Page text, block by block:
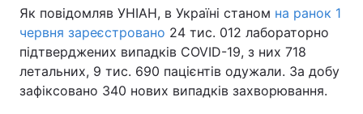
Як повідомляв УНІАН, в Україні станом на ранок 1
червня зареєстровано 24 тис. 012 лабораторно
підтверджених випадків COVID-19, з них 718
летальних, 9 тис. 690 пацієнтів одужали. За добу
зафіксовано 340 нових випадків захворювання.